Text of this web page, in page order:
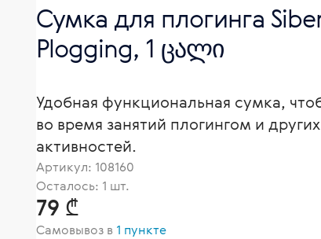
Сумка для плогинга
Plogging, 1 ცალი
Удобная функциональная сумка,
во время занятий плогингом и
активностей.
Артикул: 108160
Осталось: 1 шт.
79 ₾
Самовывоз в 1 пункте